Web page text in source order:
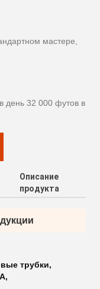
мастере,
день 32 000 футов в
Описание
продукта
трубки,
,